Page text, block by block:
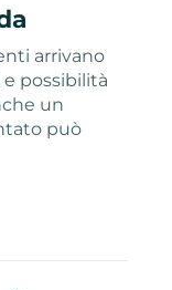
arrivano
possibilità
un
può